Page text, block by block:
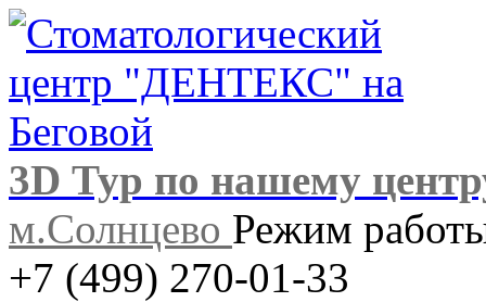
3D Тур по нашему
м.Солнцево Режим
+7 (499) 270-01-33